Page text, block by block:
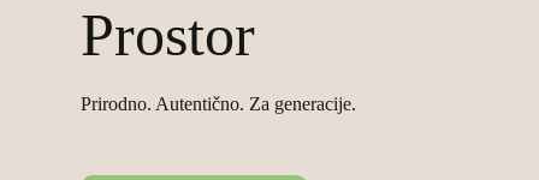
Prostor
Prirodno. Autentično. Za generacije.